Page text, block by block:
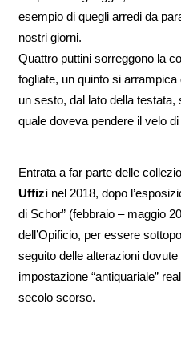
esempio di quegli arredi da
nostri giorni.
Quattro puttini sorreggono la
fogliate, un quinto si
un sesto, dal lato della
quale doveva pendere il velo
Entrata a far parte delle
Uffizinel 2018, dopo
di Schor” (febbraio – maggio
dell’Opificio, per essere
seguito delle alterazioni
impostazione “antiquariale”
secolo scorso.